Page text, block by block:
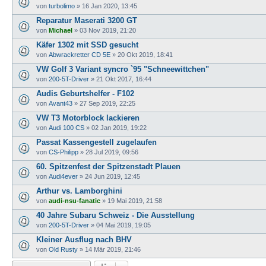
von turbolimo » 16 Jan 2020, 13:45
Reparatur Maserati 3200 GT
von Michael » 03 Nov 2019, 21:20
Käfer 1302 mit SSD gesucht
von Abwrackretter CD 5E » 20 Okt 2019, 18:41
VW Golf 3 Variant syncro `95 "Schneewittchen"
von 200-5T-Driver » 21 Okt 2017, 16:44
Audis Geburtshelfer - F102
von Avant43 » 27 Sep 2019, 22:25
VW T3 Motorblock lackieren
von Audi 100 CS » 02 Jan 2019, 19:22
Passat Kassengestell zugelaufen
von CS-Philipp » 28 Jul 2019, 09:56
60. Spitzenfest der Spitzenstadt Plauen
von Audi4ever » 24 Jun 2019, 12:45
Arthur vs. Lamborghini
von audi-nsu-fanatic » 19 Mai 2019, 21:58
40 Jahre Subaru Schweiz - Die Ausstellung
von 200-5T-Driver » 04 Mai 2019, 19:05
Kleiner Ausflug nach BHV
von Old Rusty » 14 Mär 2019, 21:46